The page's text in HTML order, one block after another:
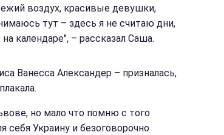
воздух, красивые девушки,
тут – здесь я не считаю дни,
календаре", – рассказал Саша.
Ванесса Александер – призналась,
но мало что помню с того
себя Украину и безоговорочно